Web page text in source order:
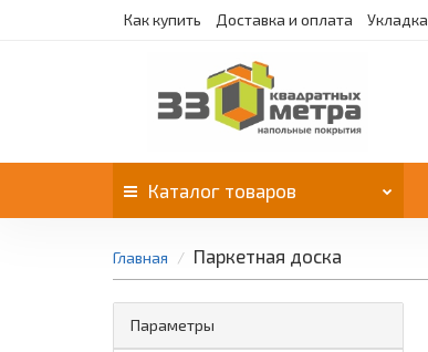
Как купить Доставка и оплата Укладка
Каталог товаров
Главная Паркетная доска
Параметры